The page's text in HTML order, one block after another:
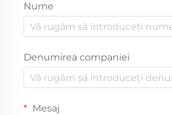
Nume
Denumirea companiei
Mesaj